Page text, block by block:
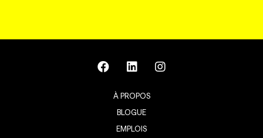
À PROPOS
BLOGUE
EMPLOIS